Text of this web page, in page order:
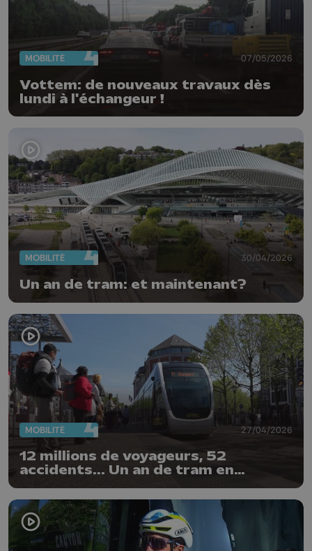
MOBILITÉ 07/05/2026
Vottem: de nouveaux travaux dès
lundi à l'échangeur !
MOBILITÉ 30/04/2026
Un an de tram: et maintenant?
MOBILITÉ 27/04/2026
12 millions de voyageurs, 52
accidents... Un an de tram en